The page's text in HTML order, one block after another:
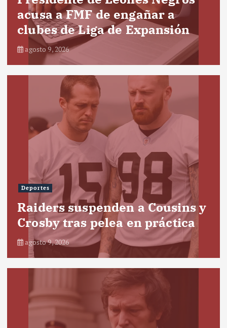
acusa a FMF de engañar a
clubes de Liga de Expansión
agosto 9, 2026
Deportes
Raiders suspenden a Cousins y
Crosby tras pelea en práctica
agosto 9, 2026